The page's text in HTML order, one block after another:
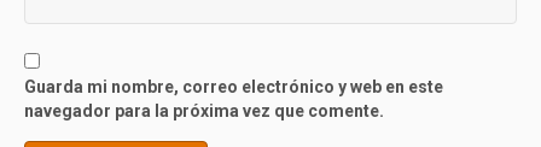
Guarda mi nombre, correo electrónico y web en este
navegador para la próxima vez que comente.